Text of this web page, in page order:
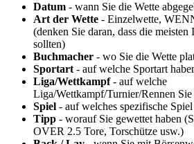
Datum - wann Sie die Wette
Art der Wette - Einzelwette,
(denken Sie daran, dass die
sollten)
Buchmacher - wo Sie die Wette
Sportart- auf welche Sportart
Liga/Wettkampf- auf welche
Liga/Wettkampf/Turnier/Rennen Sie
Spiel - auf welches spezifische
Tipp - worauf Sie gewettet haben
OVER 2.5 Tore, Torschütze usw.)